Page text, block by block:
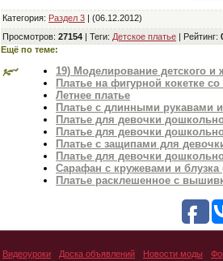
Категория: Раздел 3 | (06.12.2012)
Просмотров: 27154 | Теги: Детское платье | Рейтинг:
Ещё по теме:
19) Моделирование детского и
Платье на фигурной кокетке
Летнее платье
Платье с длинными рукавами
Платье для девочки
Платье для девочки
Платье с защипами для
Платье для девочки
Сарафан с кружевами и блузка
Платье расклешенное с
Видеоуроки Доска объявлений Новости моды